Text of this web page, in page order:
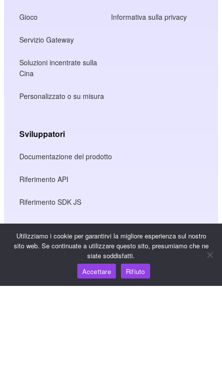
Gioco
Servizio Gateway
Soluzioni incentrate sulla
Cina
Personalizzato o su misura
Informativa sulla privacy
Sviluppatori
Documentazione del prodotto
Riferimento API
Riferimento SDK JS
Risorse
Hub della conoscenza
Prezzi
Utilizziamo i cookie per garantirvi la migliore esperienza sul nostro
sito web. Se continuate a utilizzare questo sito, presumiamo che ne
siate soddisfatti.
Accettare
Rifiuto